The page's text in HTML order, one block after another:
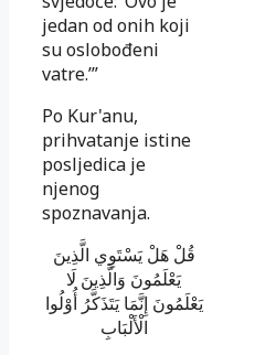
jedan od onih koji
su oslo­bođeni
vatre.’”
Po Kur'anu,
prihvatanje istine
posljedica je
njenog
spoznavanja.
قُلْ هَلْ يَسْتَوِي الَّذِينَ
يَعْلَمُونَ وَالَّذِينَ لَا
يَعْلَمُونَ إِنَّمَا يَتَذَكَّرُ أُوْلُوا
الْأَلْبَابِ